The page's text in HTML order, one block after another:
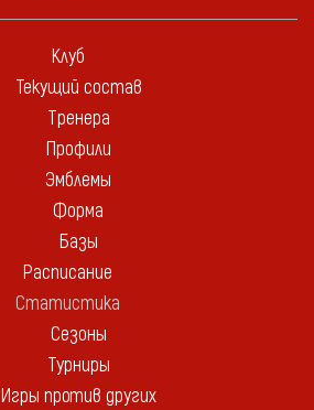
Клуб
Текущий состав
Тренера
Профили
Эмблемы
Форма
Базы
Расписание
Статистика
Сезоны
Турниры
Игры против других